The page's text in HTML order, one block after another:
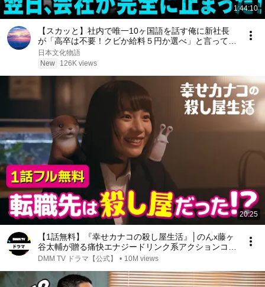
1:44:10
【スカッと】社内で唯一10ヶ国語を話す俺に新社長
が「高卒は不要！クビか給料５円か選べ」と言ってき
た。そのまま辞めた結果
日本文化物語
New
126K views
20:25
【1話無料】『幸せカナコの殺し屋生活』│のんx藤ヶ
谷太輔が贈る痛快エナジードリンク系アクションコメ
ディ
DMM TV ドラマ【公式】 • 10M views